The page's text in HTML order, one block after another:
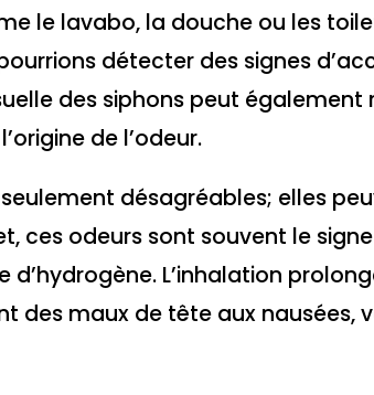
le lavabo, la douche ou les
détecter des signes
des siphons peut
de l’odeur.
désagréables; elles
ces odeurs sont souvent le
L’inhalation
des maux de tête aux nausées,